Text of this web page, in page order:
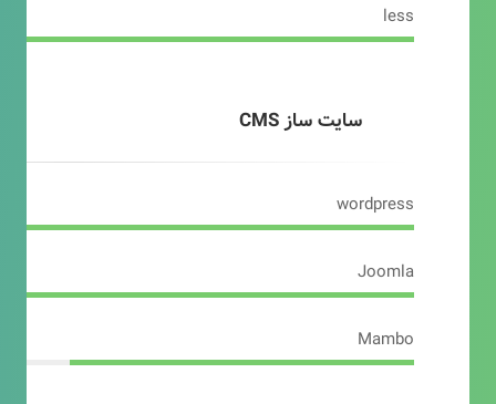
less
سایت ساز CMS
wordpress
Joomla
Mambo